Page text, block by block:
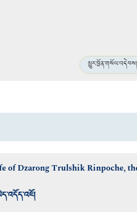
མྱུར་བྱོན་གསོལ་འདེབས།
of Dzarong Trulshik Rinpoche,